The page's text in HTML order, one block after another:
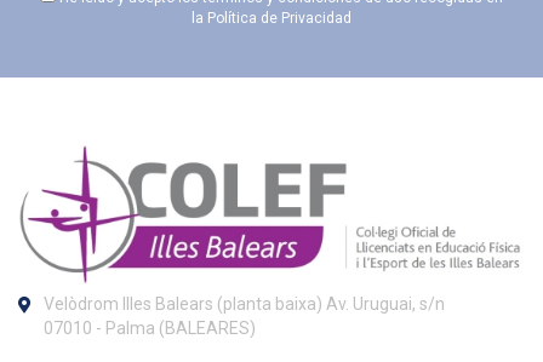
la Política de Privacidad
Velòdrom Illes Balears (planta baixa) Av. Uruguai, s/n
07010 - Palma (BALEARES)